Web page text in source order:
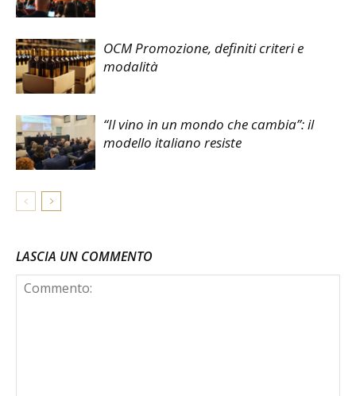
OCM Promozione, definiti criteri e
modalità
“Il vino in un mondo che cambia”: il
modello italiano resiste
LASCIA UN COMMENTO